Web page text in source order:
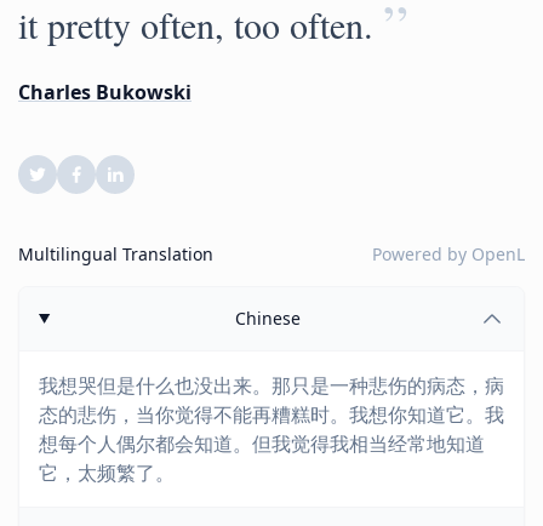
it pretty often, too often. ”
Charles Bukowski
Multilingual Translation Powered by OpenL
Chinese
我想哭但是什么也没出来。那只是一种悲伤的病态，病
态的悲伤，当你觉得不能再糟糕时。我想你知道它。我
想每个人偶尔都会知道。但我觉得我相当经常地知道
它，太频繁了。